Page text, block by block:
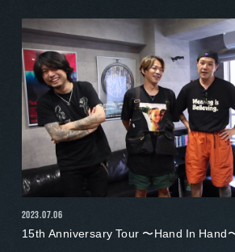
2023.07.06
15th Anniversary Tour 〜Hand In Hand